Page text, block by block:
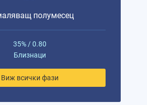
полумесец
35% / 0.80
Близнаци
Виж всички фази